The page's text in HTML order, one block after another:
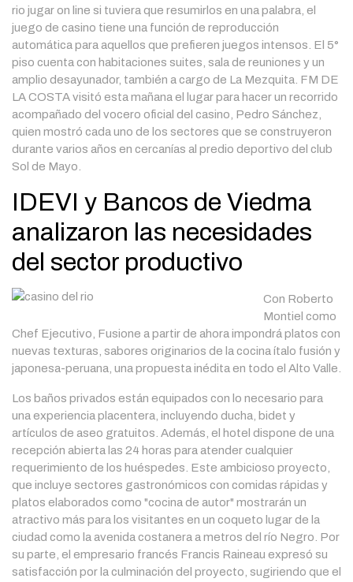
rio jugar on line si tuviera que resumirlos en una palabra, el
juego de casino tiene una función de reproducción
automática para aquellos que prefieren juegos intensos. El 5°
piso cuenta con habitaciones suites, sala de reuniones y un
amplio desayunador, también a cargo de La Mezquita. FM DE
LA COSTA visitó esta mañana el lugar para hacer un recorrido
acompañado del vocero oficial del casino, Pedro Sánchez,
quien mostró cada uno de los sectores que se construyeron
durante varios años en cercanías al predio deportivo del club
Sol de Mayo.
IDEVI y Bancos de Viedma
analizaron las necesidades
del sector productivo
Con Roberto
Montiel como
Chef Ejecutivo, Fusione a partir de ahora impondrá platos con
nuevas texturas, sabores originarios de la cocina ítalo fusión y
japonesa-peruana, una propuesta inédita en todo el Alto Valle.
Los baños privados están equipados con lo necesario para
una experiencia placentera, incluyendo ducha, bidet y
artículos de aseo gratuitos. Además, el hotel dispone de una
recepción abierta las 24 horas para atender cualquier
requerimiento de los huéspedes. Este ambicioso proyecto,
que incluye sectores gastronómicos con comidas rápidas y
platos elaborados como "cocina de autor" mostrarán un
atractivo más para los visitantes en un coqueto lugar de la
ciudad como la avenida costanera a metros del río Negro. Por
su parte, el empresario francés Francis Raineau expresó su
satisfacción por la culminación del proyecto, sugiriendo que el